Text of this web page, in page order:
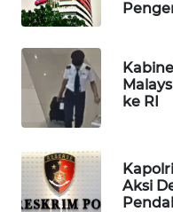
ke RI
Aksi
LPKKI
LKKI
KOPEKLIN
PORTAL
KONSUMEN